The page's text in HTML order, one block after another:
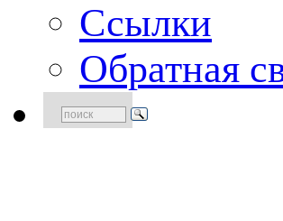
Ссылки
Обратная